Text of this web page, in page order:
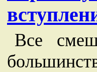
Все